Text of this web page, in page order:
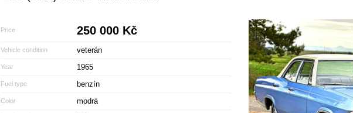
Price 250 000 Kč
Vehicle condition veterán
Year 1965
Fuel type benzín
Color modrá